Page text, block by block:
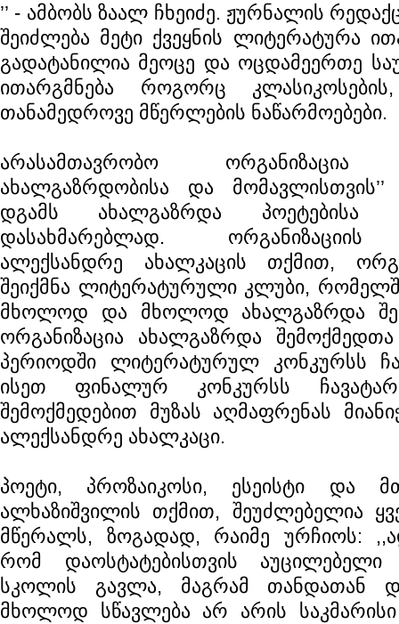
’’ - ამბობს ზაალ ჩხეიძე. ჟურნალის
შეიძლება მეტი ქვეყნის ლიტერატურა
გადატანილია მეოცე და ოცდამეერთე
ითარგმნება როგორც
თანამედროვე მწერლების ნაწარმოებები.
არასამთავრობო ორგანიზაცია
ახალგაზრდობისა და მომავლისთვის’’
დგამს ახალგაზრდა პოეტებისა
დასახმარებლად. ორგანიზაციის
ალექსანდრე ახალკაცის თქმით,
შეიქმნა ლიტერატურული კლუბი,
მხოლოდ და მხოლოდ ახალგაზრდა
ორგანიზაცია ახალგაზრდა
პერიოდში ლიტერატურულ კონკურსს
ისეთ ფინალურ კონკურსს
შემოქმედებით მუზას აღმაფრენას
ალექსანდრე ახალკაცი.
პოეტი, პროზაიკოსი, ესეისტი და
ალხაზიშვილის თქმით, შეუძლებელია
მწერალს, ზოგადად, რაიმე ურჩიოს:
რომ დაოსტატებისთვის
სკოლის გავლა, მაგრამ თანდათან
მხოლოდ სწავლება არ არის